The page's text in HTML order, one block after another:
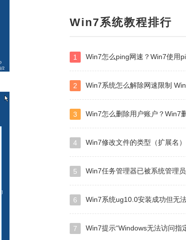
Win7系统教程排行
1 Win7怎么ping网速？Win7使用
2 Win7系统怎么解除网速限制 Win7系
3 Win7怎么删除用户账户？Win7
4 Win7修改文件的类型（扩展名
5 Win7任务管理器已被系统管理
6 Win7系统ug10.0安装成功但无
7 Win7提示“Windows无法访问指定设